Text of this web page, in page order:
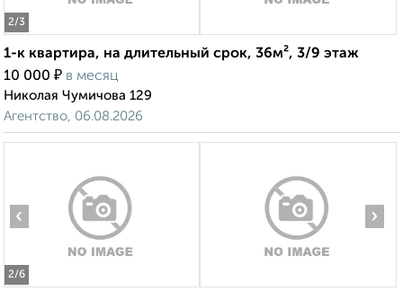
2/3
1-к квартира, на длительный срок, 36м², 3/9 этаж
10 000 ₽ в месяц
Николая Чумичова 129
Агентство, 06.08.2026
2/6
‹ ›